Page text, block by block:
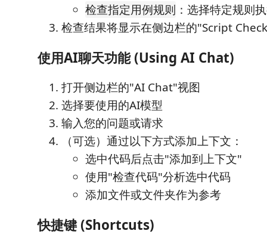
检查指定用例规则 ：选择特定规则
检查结果将显示在侧边栏的"Script
使用AI聊天功能 (Using AI Chat)
打开侧边栏的"AI Chat"视图
选择要使用的AI模型
输入您的问题或请求
（可选）通过以下方式添加上下文：
选中代码后点击"添加到上下文"
使用"检查代码"分析选中代码
添加文件或文件夹作为参考
快捷键 (Shortcuts)